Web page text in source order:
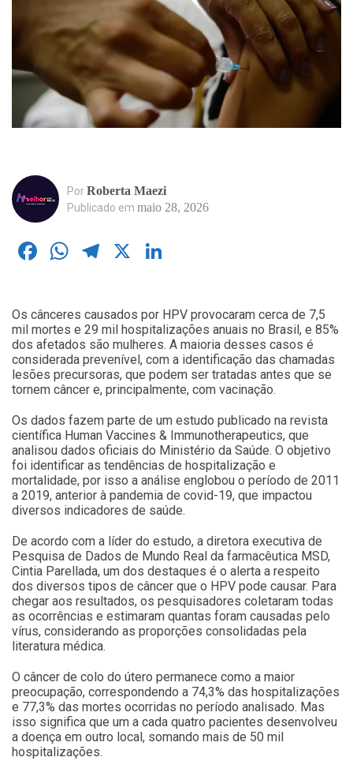
PorRoberta Maezi
Publicado em maio 28, 2026
Facebook
WhatsApp
Telegram
X
Os cânceres causados por HPV provocaram cerca de 7,5
mil mortes e 29 mil hospitalizações anuais no Brasil, e 85%
dos afetados são mulheres. A maioria desses casos é
considerada prevenível, com a identificação das chamadas
lesões precursoras, que podem ser tratadas antes que se
tornem câncer e, principalmente, com vacinação.
Os dados fazem parte de um estudo publicado na revista
científica Human Vaccines & Immunotherapeutics, que
analisou dados oficiais do Ministério da Saúde. O objetivo
foi identificar as tendências de hospitalização e
mortalidade, por isso a análise englobou o período de 2011
a 2019, anterior à pandemia de covid-19, que impactou
diversos indicadores de saúde.
De acordo com a líder do estudo, a diretora executiva de
Pesquisa de Dados de Mundo Real da farmacêutica MSD,
Cintia Parellada, um dos destaques é o alerta a respeito
dos diversos tipos de câncer que o HPV pode causar. Para
chegar aos resultados, os pesquisadores coletaram todas
as ocorrências e estimaram quantas foram causadas pelo
vírus, considerando as proporções consolidadas pela
literatura médica.
O câncer de colo do útero permanece como a maior
preocupação, correspondendo a 74,3% das hospitalizações
e 77,3% das mortes ocorridas no período analisado. Mas
isso significa que um a cada quatro pacientes desenvolveu
a doença em outro local, somando mais de 50 mil
hospitalizações.